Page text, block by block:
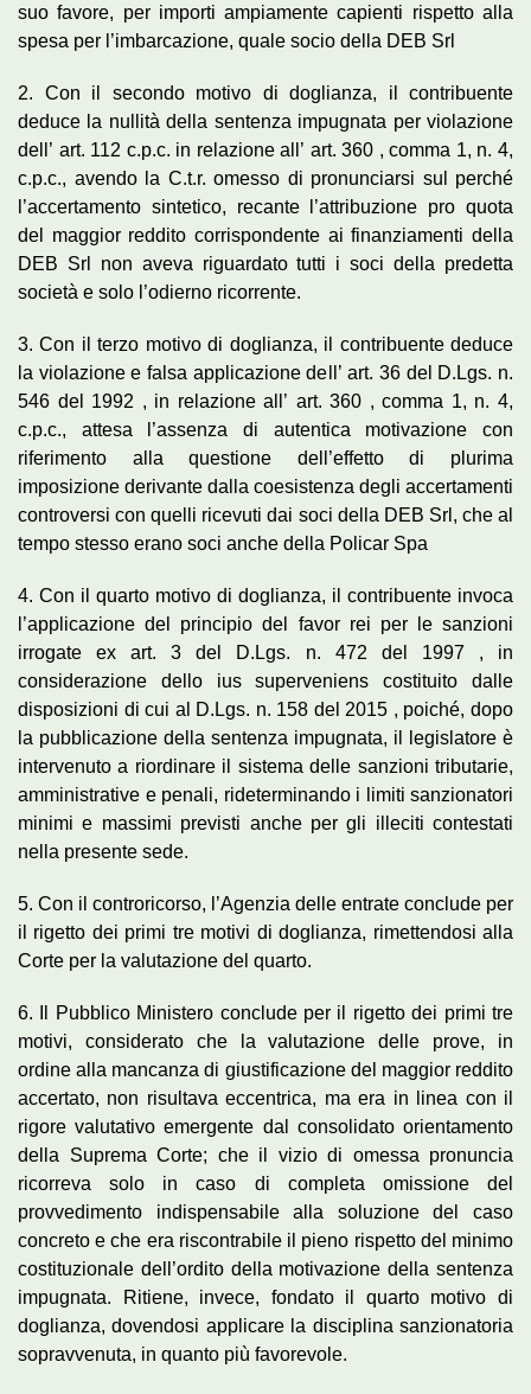
suo favore, per importi ampiamente capienti rispetto alla
spesa per l’imbarcazione, quale socio della DEB Srl
2. Con il secondo motivo di doglianza, il contribuente
deduce la nullità della sentenza impugnata per violazione
dell’ art. 112 c.p.c. in relazione all’ art. 360 , comma 1, n. 4,
c.p.c., avendo la C.t.r. omesso di pronunciarsi sul perché
l’accertamento sintetico, recante l’attribuzione pro quota
del maggior reddito corrispondente ai finanziamenti della
DEB Srl non aveva riguardato tutti i soci della predetta
società e solo l’odierno ricorrente.
3. Con il terzo motivo di doglianza, il contribuente deduce
la violazione e falsa applicazione dell’ art. 36 del D.Lgs. n.
546 del 1992 , in relazione all’ art. 360 , comma 1, n. 4,
c.p.c., attesa l’assenza di autentica motivazione con
riferimento alla questione dell’effetto di plurima
imposizione derivante dalla coesistenza degli accertamenti
controversi con quelli ricevuti dai soci della DEB Srl, che al
tempo stesso erano soci anche della Policar Spa
4. Con il quarto motivo di doglianza, il contribuente invoca
l’applicazione del principio del favor rei per le sanzioni
irrogate ex art. 3 del D.Lgs. n. 472 del 1997 , in
considerazione dello ius superveniens costituito dalle
disposizioni di cui al D.Lgs. n. 158 del 2015 , poiché, dopo
la pubblicazione della sentenza impugnata, il legislatore è
intervenuto a riordinare il sistema delle sanzioni tributarie,
amministrative e penali, rideterminando i limiti sanzionatori
minimi e massimi previsti anche per gli illeciti contestati
nella presente sede.
5. Con il controricorso, l’Agenzia delle entrate conclude per
il rigetto dei primi tre motivi di doglianza, rimettendosi alla
Corte per la valutazione del quarto.
6. Il Pubblico Ministero conclude per il rigetto dei primi tre
motivi, considerato che la valutazione delle prove, in
ordine alla mancanza di giustificazione del maggior reddito
accertato, non risultava eccentrica, ma era in linea con il
rigore valutativo emergente dal consolidato orientamento
della Suprema Corte; che il vizio di omessa pronuncia
ricorreva solo in caso di completa omissione del
provvedimento indispensabile alla soluzione del caso
concreto e che era riscontrabile il pieno rispetto del minimo
costituzionale dell’ordito della motivazione della sentenza
impugnata. Ritiene, invece, fondato il quarto motivo di
doglianza, dovendosi applicare la disciplina sanzionatoria
sopravvenuta, in quanto più favorevole.